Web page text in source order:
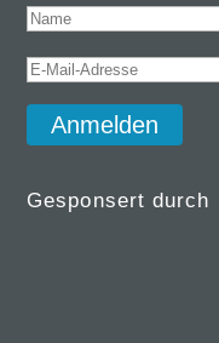
Anmelden
Gesponsert durch